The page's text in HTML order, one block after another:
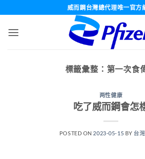
威而鋼台灣總代理唯一官方
標籤彙整： 第一次食
两性健康
吃了威而鋼會怎
POSTED ON 2023-05-15 BY 台